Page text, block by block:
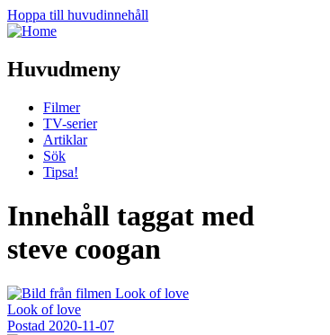
Hoppa till huvudinnehåll
Huvudmeny
Filmer
TV-serier
Artiklar
Sök
Tipsa!
Innehåll taggat med
steve coogan
Look of love
Postad 2020-11-07